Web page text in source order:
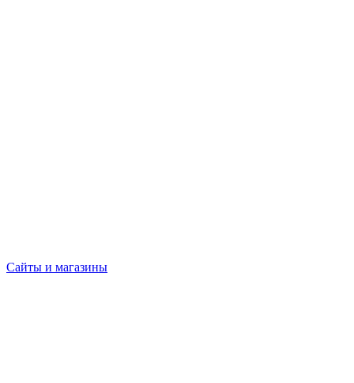
Сайты и магазины